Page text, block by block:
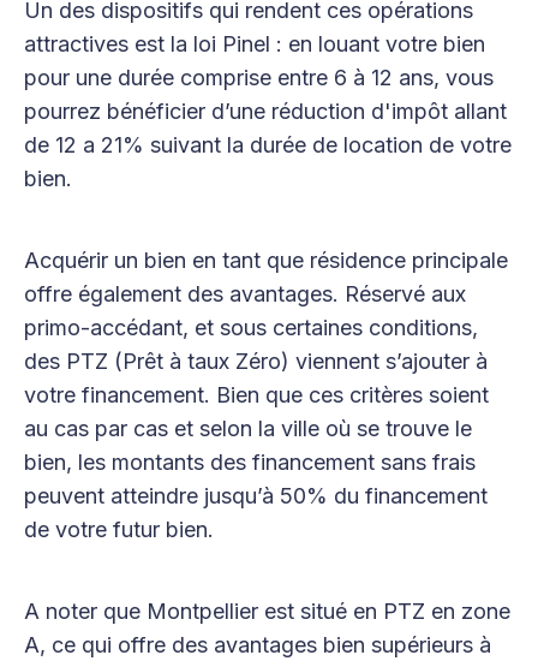
Un des dispositifs qui rendent ces opérations
attractives est la loi Pinel : en louant votre bien
pour une durée comprise entre 6 à 12 ans, vous
pourrez bénéficier d’une réduction d'impôt allant
de 12 a 21% suivant la durée de location de votre
bien.
Acquérir un bien en tant que résidence principale
offre également des avantages. Réservé aux
primo-accédant, et sous certaines conditions,
des PTZ (Prêt à taux Zéro) viennent s’ajouter à
votre financement. Bien que ces critères soient
au cas par cas et selon la ville où se trouve le
bien, les montants des financement sans frais
peuvent atteindre jusqu’à 50% du financement
de votre futur bien.
A noter que Montpellier est situé en PTZ en zone
A, ce qui offre des avantages bien supérieurs à